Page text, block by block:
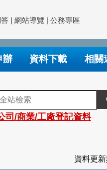
| 網站導覽 | 公務專區
辦 資料下載 相關
全
站
司/商業/工廠登記資料
資料更